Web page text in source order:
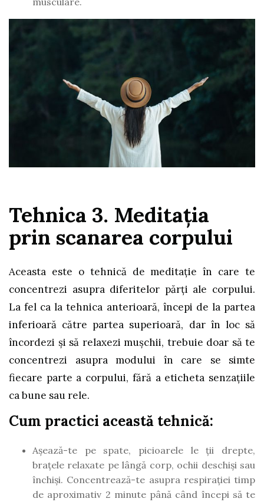
Tehnica 3. Meditația
prin scanarea corpului
Aceasta este o tehnică de meditație în care te
concentrezi asupra diferitelor părți ale corpului.
La fel ca la tehnica anterioară, începi de la partea
inferioară către partea superioară, dar în loc să
încordezi și să relaxezi mușchii, trebuie doar să te
concentrezi asupra modului în care se simte
fiecare parte a corpului, fără a eticheta senzațiile
ca bune sau rele.
Cum practici această tehnică:
Așează-te pe spate, picioarele le ții drepte,
brațele relaxate pe lângă corp, ochii deschiși sau
închiși. Concentrează-te asupra respirației timp
de aproximativ 2 minute până când începi să te